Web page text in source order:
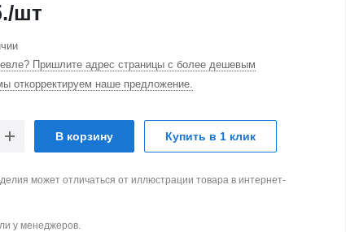
/шт
Пришлите адрес страницы с более дешевым
откорректируем наше предложение.
В корзину Купить в 1 клик
может отличаться от иллюстрации товара в интернет-
у менеджеров.